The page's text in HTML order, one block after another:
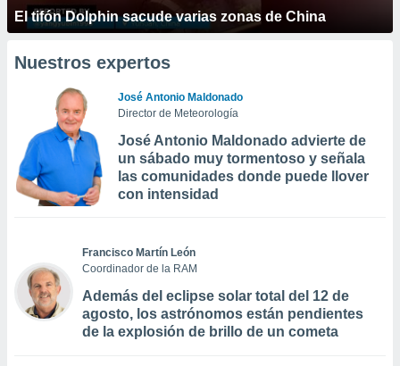
El tifón Dolphin sacude varias zonas de China
Nuestros expertos
José Antonio Maldonado
Director de Meteorología
José Antonio Maldonado advierte de
un sábado muy tormentoso y señala
las comunidades donde puede llover
con intensidad
Francisco Martín León
Coordinador de la RAM
Además del eclipse solar total del 12 de
agosto, los astrónomos están pendientes
de la explosión de brillo de un cometa